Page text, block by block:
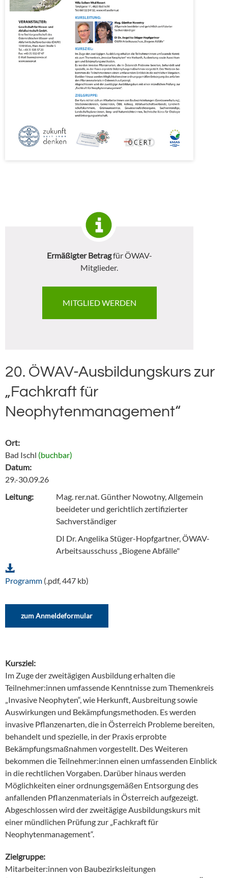
Ermäßigter Betragfür ÖWAV-
Mitglieder.
MITGLIED WERDEN
20. ÖWAV-Ausbildungskurs zur
„Fachkraft für
Neophytenmanagement“
Ort:
Bad Ischl (buchbar)
Datum:
29.-30.09.26
Leitung:
Mag. rer.nat. Günther Nowotny, Allgemein
beeideter und gerichtlich zertifizierter
Sachverständiger
DI Dr. Angelika Stüger-Hopfgartner, ÖWAV-
Arbeitsausschuss „Biogene Abfälle"
Programm (.pdf, 447 kb)
zum Anmeldeformular
Kursziel:
Im Zuge der zweitägigen Ausbildung erhalten die
Teilnehmer:innen umfassende Kenntnisse zum Themenkreis
„Invasive Neophyten“, wie Herkunft, Ausbreitung sowie
Auswirkungen und Bekämpfungsmethoden. Es werden
invasive Pflanzenarten, die in Österreich Probleme bereiten,
behandelt und spezielle, in der Praxis erprobte
Bekämpfungsmaßnahmen vorgestellt. Des Weiteren
bekommen die Teilnehmer:innen einen umfassenden Einblick
in die rechtlichen Vorgaben. Darüber hinaus werden
Möglichkeiten einer ordnungsgemäßen Entsorgung des
anfallenden Pflanzenmaterials in Österreich aufgezeigt.
Abgeschlossen wird der zweitägige Ausbildungskurs mit
einer mündlichen Prüfung zur „Fachkraft für
Neophytenmanagement“.
Zielgruppe:
Mitarbeiter:innen von Baubezirksleitungen